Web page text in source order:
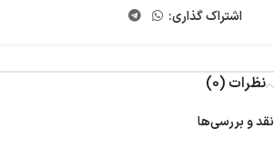
اشتراک گذاری:
نظرات (0)
نقد و بررسی‌ها